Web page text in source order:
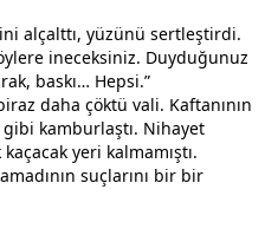
alçalttı, yüzünü sertleştirdi.
ineceksiniz. Duyduğunuz
baskı… Hepsi.”
daha çöktü vali. Kaftanının
kamburlaştı. Nihayet
yeri kalmamıştı.
suçlarını bir bir